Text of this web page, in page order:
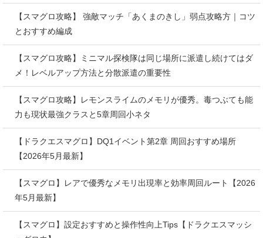
【スマグロ攻略】 強敵マッチ「あくまのきし」弱点攻略方｜コツ
とおすすめ編成
【スマグロ攻略】ミニマル探検隊は同じ場所に派遣し続けてはダ
メ！レベルアップ方法と分散派遣の重要性
【スマグロ攻略】レモンスライムのメモリが優秀。毒つぶても能
力も現状最強クラスと5章周回小ネタ
【ドラクエスマグロ】DQ1イベント第2章 周回おすすめ場所
【2026年5月最新】
【スマグロ】レアで優秀なメモリ出現率と効率周回ルート【2026
年5月最新】
【スマグロ】設定おすすめと操作性向上Tips【ドラクエスマッシ